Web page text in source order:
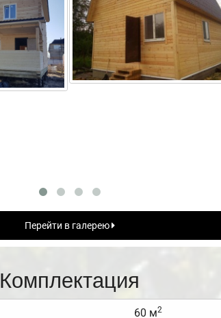
Перейти в галерею
Комплектация
60 м2